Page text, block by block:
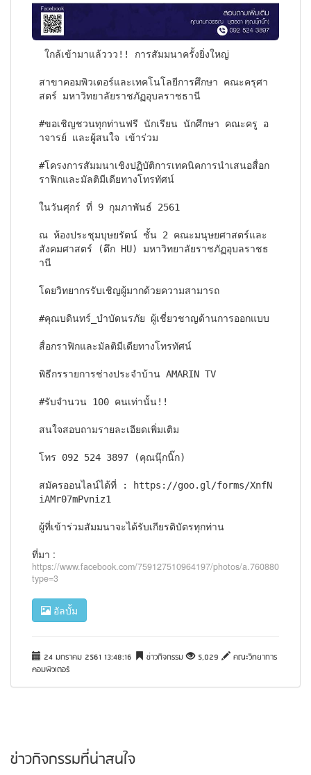
ใกล้เข้ามาแล้ววว!! การสัมมนาครั้งยิ่งใหญ่
สาขาคอมพิวเตอร์และเทคโนโลยีการศึกษา คณะครุศา
สตร์ มหาวิทยาลัยราชภัฏอุบลราชธานี
#ขอเชิญชวนทุกท่านฟรี นักเรียน นักศึกษา คณะครู อ
าจารย์ และผู้สนใจ เข้าร่วม
#โครงการสัมมนาเชิงปฏิบัติการเทคนิคการนำเสนอสื่อก
ราฟิกและมัลติมีเดียทางโทรทัศน์
ในวันศุกร์ ที่ 9 กุมภาพันธ์ 2561
ณ ห้องประชุมบุษยรัตน์ ชั้น 2 คณะมนุษยศาสตร์และ
สังคมศาสตร์ (ตึก HU) มหาวิทยาลัยราชภัฏอุบลราชธ
านี
โดยวิทยากรรับเชิญผู้มากด้วยความสามารถ
#คุณบดินทร์_บำบัดนรภัย ผู้เชี่ยวชาญด้านการออกแบบ
สื่อกราฟิกและมัลติมีเดียทางโทรทัศน์
พิธีกรรายการช่างประจำบ้าน AMARIN TV
#รับจำนวน 100 คนเท่านั้น!!
สนใจสอบถามรายละเอียดเพิ่มเติม
โทร 092 524 3897 (คุณนุ๊กนิ๊ก)
สมัครออนไลน์ได้ที่ : https://goo.gl/forms/XnfN
iAMr07mPvniz1
ผู้ที่เข้าร่วมสัมมนาจะได้รับเกียรติบัตรทุกท่าน
ที่มา :
https://www.facebook.com/759127510964197/photos/
type=3
อัลบั้ม
24 มกราคม 2561 13:48:16 ข่าวกิจกรรม 5,029
คณะวิทยาการ
คอมพิวเตอร์
ข่าวกิจกรรมที่น่าสนใจ